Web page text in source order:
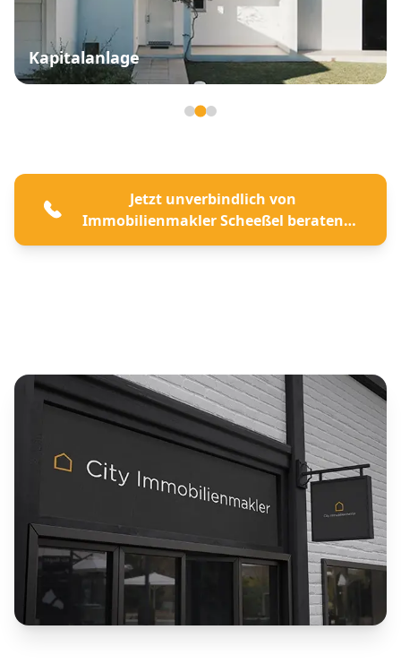
Kapitalanlage
Jetzt unverbindlich von
Immobilienmakler Scheeßel beraten
lassen